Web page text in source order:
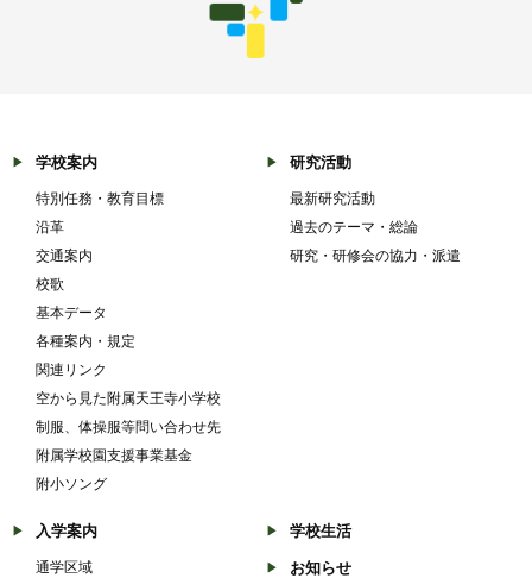
学校案内
特別任務・教育目標
沿革
交通案内
校歌
基本データ
各種案内・規定
関連リンク
空から見た附属天王寺小学校
制服、体操服等問い合わせ先
附属学校園支援事業基金
附小ソング
研究活動
最新研究活動
過去のテーマ・総論
研究・研修会の協力・派遣
入学案内
通学区域
学校生活
お知らせ